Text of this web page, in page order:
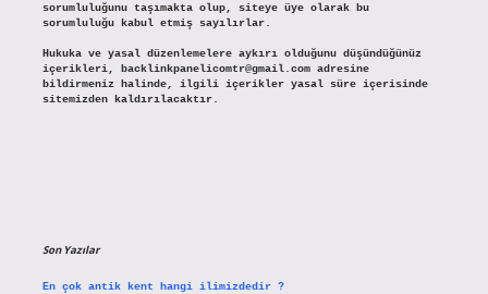
sorumluluğunu taşımakta olup, siteye üye olarak bu
sorumluluğu kabul etmiş sayılırlar.
Hukuka ve yasal düzenlemelere aykırı olduğunu düşündüğünüz
içerikleri,
backlinkpanelicomtr@gmail.comadresine
bildirmeniz halinde, ilgili içerikler yasal süre içerisinde
sitemizden kaldırılacaktır.
Son Yazılar
En çok antik kent hangi ilimizdedir ?